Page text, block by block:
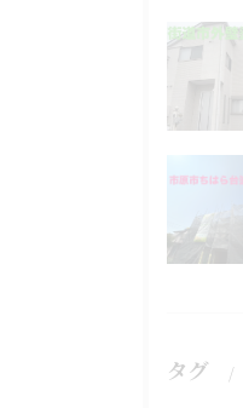
タグ